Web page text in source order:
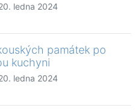
ledna 2024
památek po
kuchyni
ledna 2024